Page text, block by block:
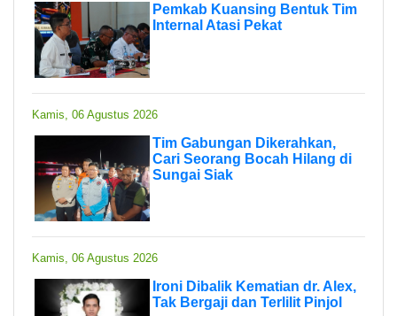
Pemkab Kuansing Bentuk Tim
Internal Atasi Pekat
Kamis, 06 Agustus 2026
Tim Gabungan Dikerahkan,
Cari Seorang Bocah Hilang di
Sungai Siak
Kamis, 06 Agustus 2026
Ironi Dibalik Kematian dr. Alex,
Tak Bergaji dan Terlilit Pinjol